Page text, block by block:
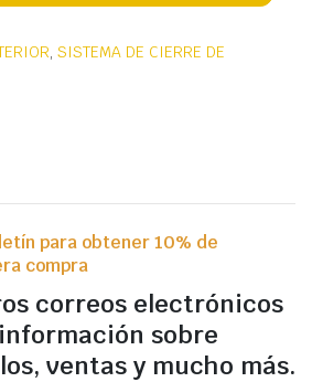
,SISTEMA DE CIERRE DE
para obtener 10% de
compra
correos electrónicos
sobre
ventas y mucho más.